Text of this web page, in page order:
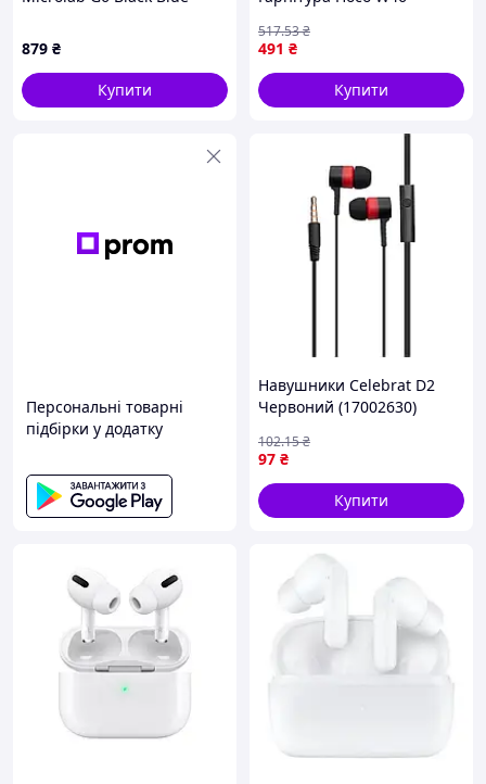
879 ₴
Купити
491 ₴
517.53₴
Купити
Персональні товарні
підбірки у додатку
Навушники Celebrat D2
Червоний (17002630)
97 ₴
102.15₴
Купити